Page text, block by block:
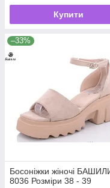
Купити
–33%
Босоніжки жіночі
8036 Розміри 38 - 39